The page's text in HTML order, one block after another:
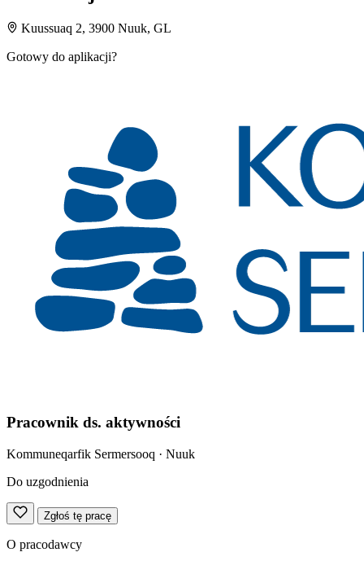
Kuussuaq 2, 3900 Nuuk, GL
Gotowy do aplikacji?
Pracownik ds. aktywności
Kommuneqarfik Sermersooq · Nuuk
Do uzgodnienia
Zgłoś tę pracę
O pracodawcy